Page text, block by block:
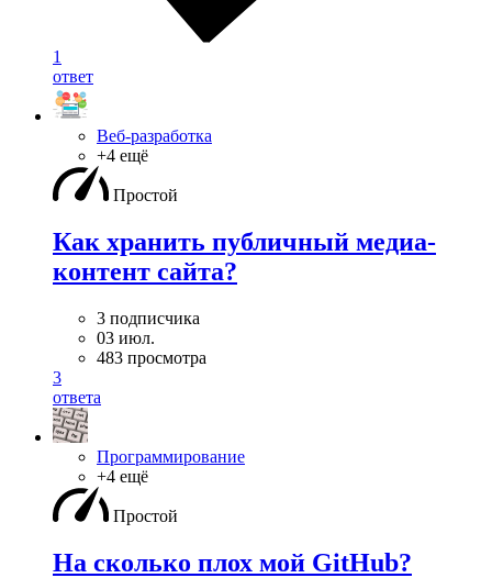
1
ответ
Веб-разработка
+4 ещё
Простой
Как хранить публичный медиа-
контент сайта?
3 подписчика
03 июл.
483 просмотра
3
ответа
Программирование
+4 ещё
Простой
На сколько плох мой GitHub?